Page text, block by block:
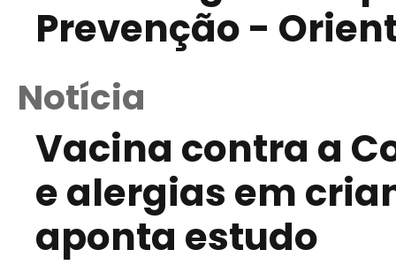
Prevenção -
Notícia
Vacina contra a
e alergias em
aponta estudo